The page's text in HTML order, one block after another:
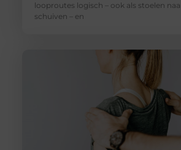
looproutes logisch – ook als stoelen
schuiven – en